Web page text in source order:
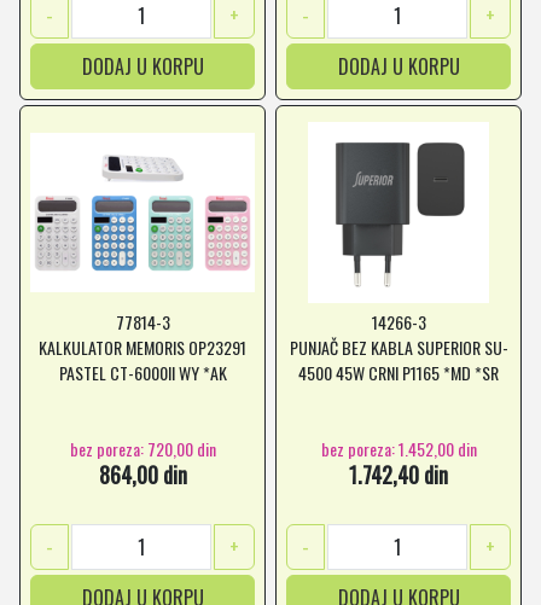
-
+
DODAJ U KORPU
-
+
DODAJ U KORPU
77814-3
KALKULATOR MEMORIS OP23291
PASTEL CT-6000II WY *AK
bez poreza: 720,00 din
864,00 din
-
+
DODAJ U KORPU
14266-3
PUNJAČ BEZ KABLA SUPERIOR SU-
4500 45W CRNI P1165 *MD *SR
bez poreza: 1.452,00 din
1.742,40 din
-
+
DODAJ U KORPU